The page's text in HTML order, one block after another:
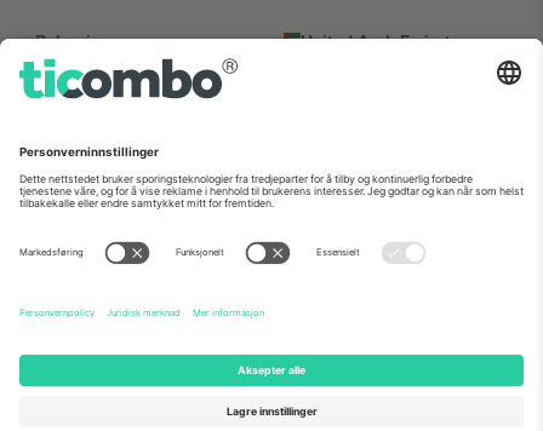
Bulgaria
Regus Sofia City West, bul
Totleben 53-55, 1606 Sofia,
United Arab Emirates
UAE Dubai Silicon Oasis, DDP
Mexico
Av Chapultepec 360, Roma
Norte, Cuauhtémoc, 06700
Ciudad de México, CDMX,
sted, begivenhet og/eller domene. For detaljer, sjekk spesifikke
arrangementsside, forlag og vilkår.,Firmainformasjon
2026 Ticombo. Alle rettigheter reservert.